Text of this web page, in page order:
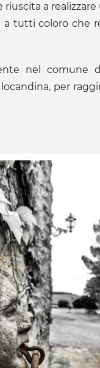
riuscita a
tutti coloro che
nel comune
per